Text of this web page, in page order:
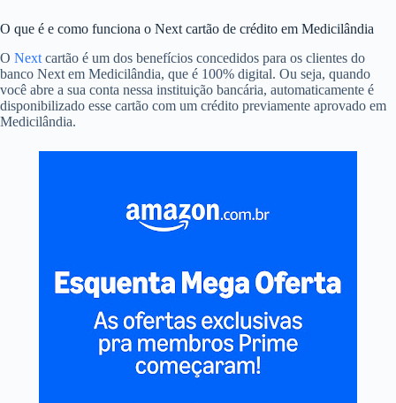
O que é e como funciona o Next cartão de crédito em Medicilândia
O Next cartão é um dos benefícios concedidos para os clientes do
banco Next em Medicilândia, que é 100% digital. Ou seja, quando
você abre a sua conta nessa instituição bancária, automaticamente é
disponibilizado esse cartão com um crédito previamente aprovado em
Medicilândia.